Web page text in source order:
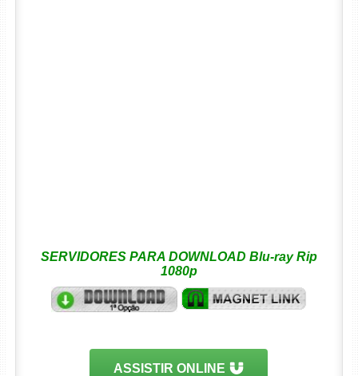
SERVIDORES PARA DOWNLOAD Blu-ray Rip
1080p
ASSISTIR ONLINE